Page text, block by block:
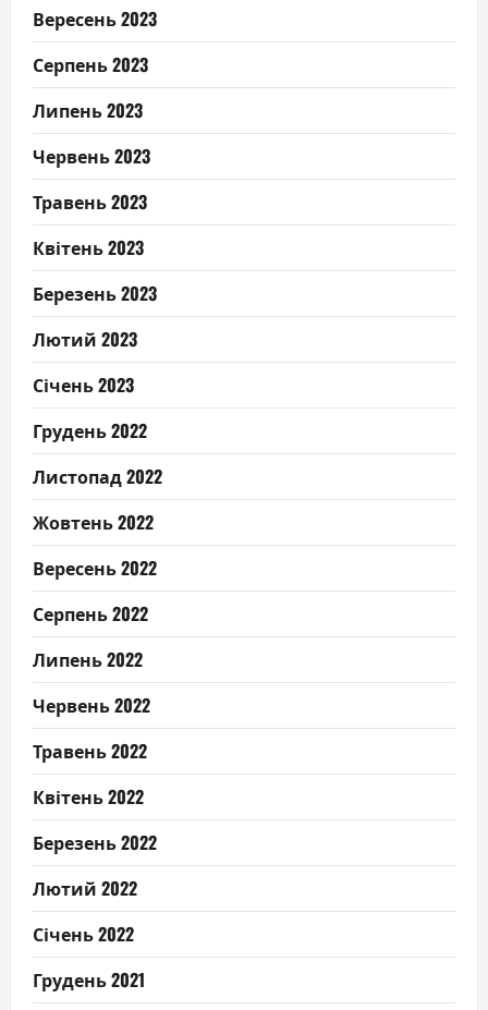
Вересень 2023
Серпень 2023
Липень 2023
Червень 2023
Травень 2023
Квітень 2023
Березень 2023
Лютий 2023
Січень 2023
Грудень 2022
Листопад 2022
Жовтень 2022
Вересень 2022
Серпень 2022
Липень 2022
Червень 2022
Травень 2022
Квітень 2022
Березень 2022
Лютий 2022
Січень 2022
Грудень 2021